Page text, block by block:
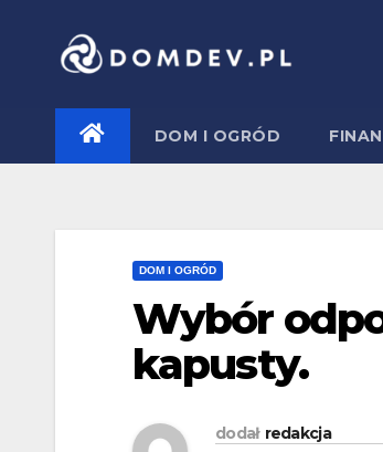
DOM I OGRÓD
DOM I OGRÓD
Wybór
kapusty.
dodał redakcja